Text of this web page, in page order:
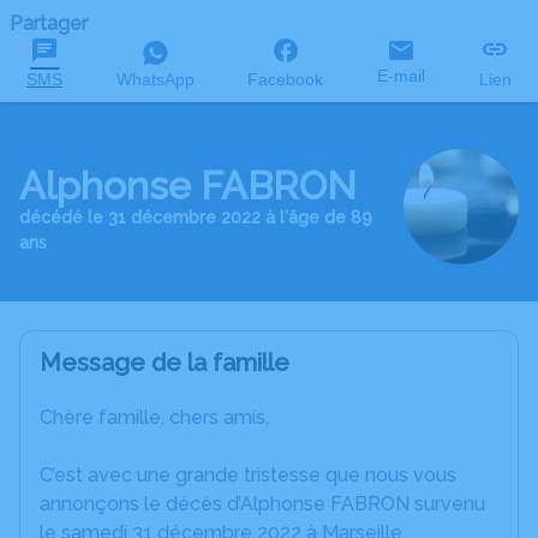
Partager
SMS WhatsApp Facebook E-mail Lien
Alphonse FABRON
décédé le 31 décembre 2022 à l'âge de 89
ans
Message de la famille
Chère famille, chers amis,
C’est avec une grande tristesse que nous vous
annonçons le décès d’Alphonse FABRON survenu
le samedi 31 décembre 2022 à Marseille.